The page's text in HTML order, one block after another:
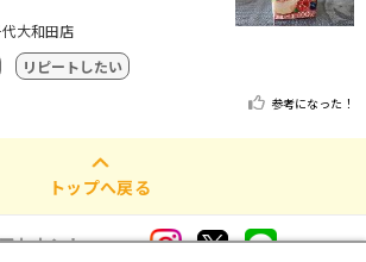
大和田店
リピートしたい
参考になった！
トップへ戻る
カウント